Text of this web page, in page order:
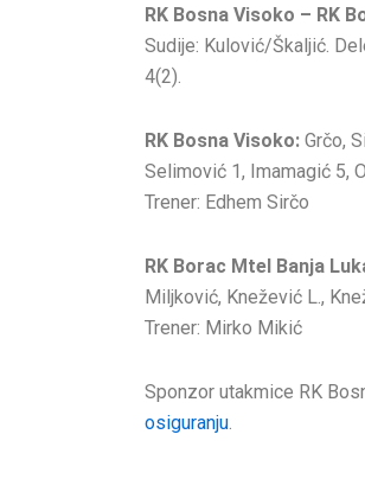
RK Bosna Visoko – RK
Sudije: Kulović/Škaljić.
4(2).
RK Bosna Visoko: Grčo,
Selimović 1, Imamagić 5,
Trener: Edhem Sirčo
RK Borac Mtel Banja
Miljković, Knežević L.,
Trener: Mirko Mikić
Sponzor utakmice RK
osiguranju